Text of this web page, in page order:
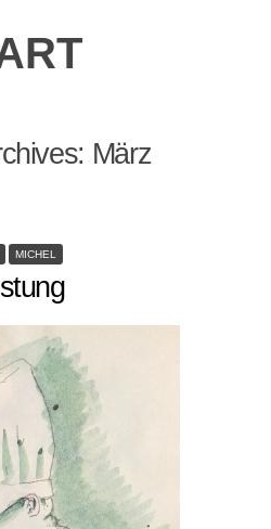
März
MICHEL